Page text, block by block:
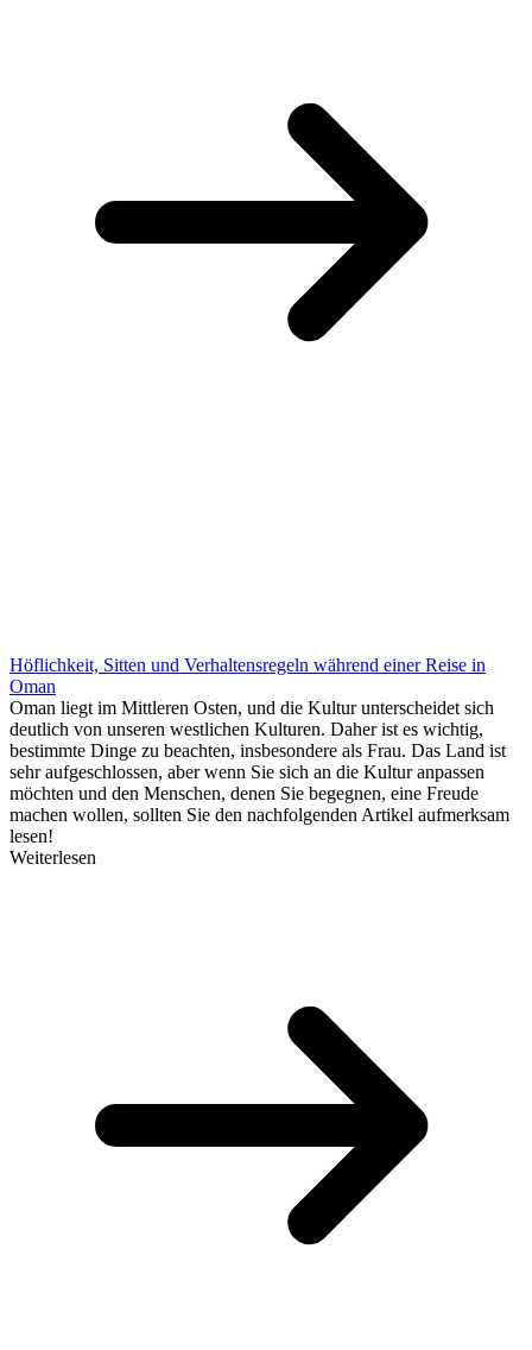
Höflichkeit, Sitten und Verhaltensregeln während einer Reise in
Oman
Oman liegt im Mittleren Osten, und die Kultur unterscheidet sich
deutlich von unseren westlichen Kulturen. Daher ist es wichtig,
bestimmte Dinge zu beachten, insbesondere als Frau. Das Land ist
sehr aufgeschlossen, aber wenn Sie sich an die Kultur anpassen
möchten und den Menschen, denen Sie begegnen, eine Freude
machen wollen, sollten Sie den nachfolgenden Artikel aufmerksam
lesen!
Weiterlesen